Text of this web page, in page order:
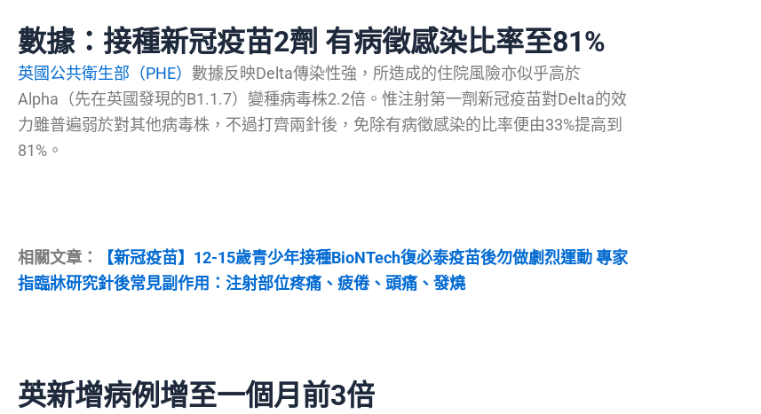
數據：接種新冠疫苗2劑 有病徵感染比率至81%
英國公共衛生部（PHE） 數據反映Delta傳染性強，所造成的住院風險亦似乎高於
Alpha（先在英國發現的B1.1.7）變種病毒株2.2倍。惟注射第一劑新冠疫苗對Delta的效
力雖普遍弱於對其他病毒株，不過打齊兩針後，免除有病徵感染的比率便由33%提高到
81%。
相關文章：
【新冠疫苗】12-15歲青少年接種BioNTech復必泰疫苗後勿做劇烈運動 專家
指臨牀研究針後常見副作用：注射部位疼痛、疲倦、頭痛、發燒
英新增病例增至一個月前3倍